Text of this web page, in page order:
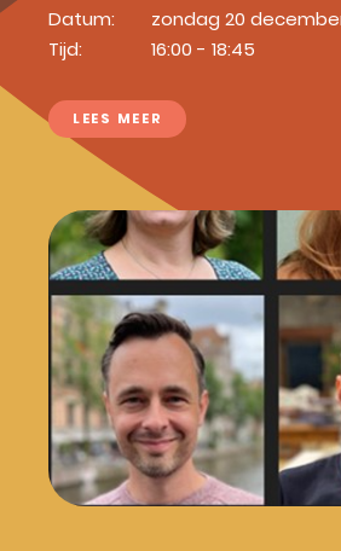
Datum:
Tijd:
zondag 20
16:00 - 18:45
LEES MEER